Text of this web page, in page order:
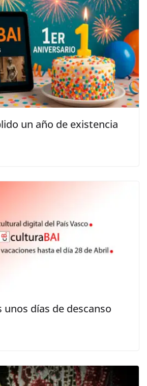
un año de existencia
unos días de descanso